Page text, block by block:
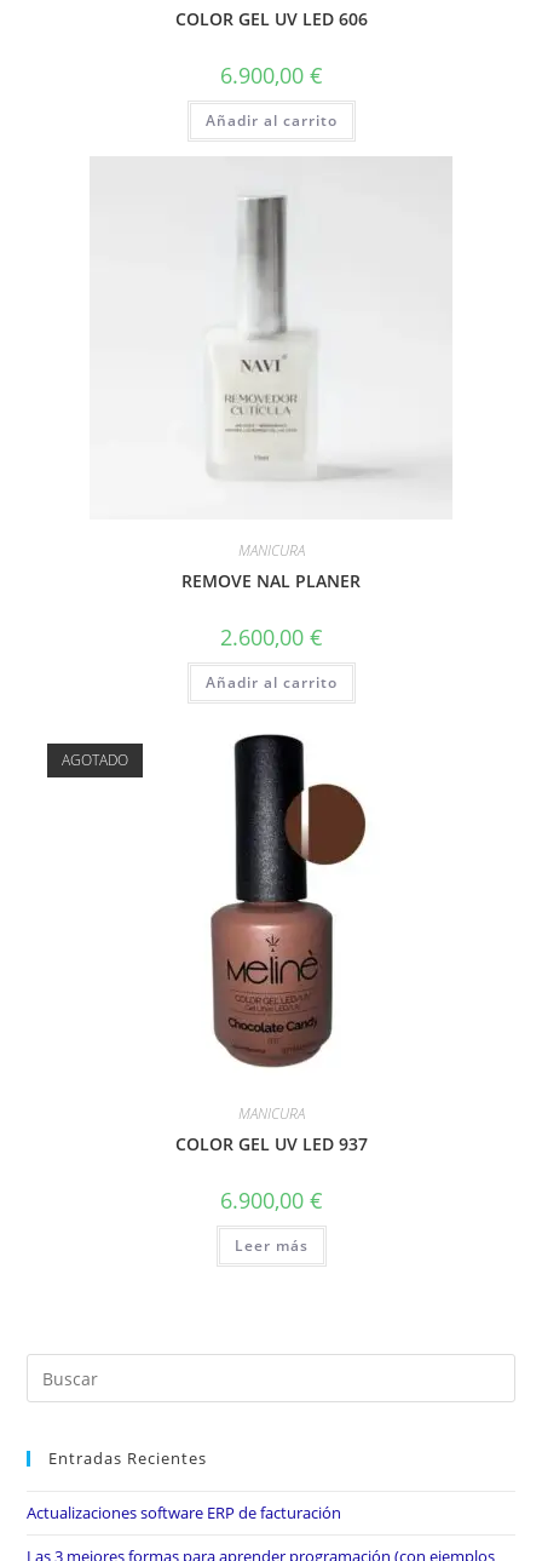
COLOR GEL UV LED 606
6.900,00 €
Añadir al carrito
MANICURA
REMOVE NAL PLANER
2.600,00 €
Añadir al carrito
AGOTADO
MANICURA
COLOR GEL UV LED 937
6.900,00 €
Leer más
Entradas Recientes
Actualizaciones software ERP de facturación